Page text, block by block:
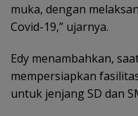
muka, dengan
Covid-19,” ujarnya.
Edy menambahkan,
mempersiapkan
untuk jenjang SD dan